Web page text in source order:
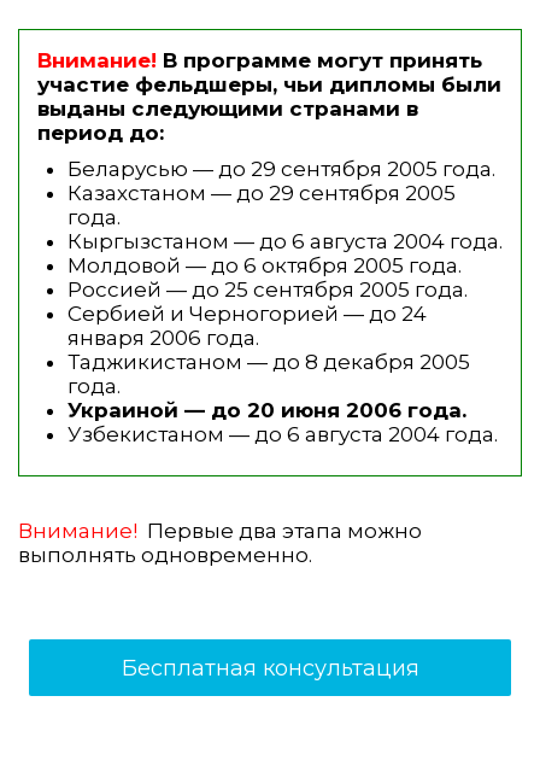
Внимание! В программе могут принять
участие фельдшеры, чьи дипломы были
выданы следующими странами в
период до:
Беларусью — до 29 сентября 2005 года.
Казахстаном — до 29 сентября 2005
года.
Кыргызстаном — до 6 августа 2004 года.
Молдовой — до 6 октября 2005 года.
Россией — до 25 сентября 2005 года.
Сербией и Черногорией — до 24
января 2006 года.
Таджикистаном — до 8 декабря 2005
года.
Украиной — до 20 июня 2006 года.
Узбекистаном — до 6 августа 2004 года.
Внимание! Первые два этапа можно
выполнять одновременно.
Бесплатная консультация